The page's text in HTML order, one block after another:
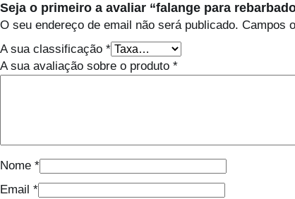
Seja o primeiro a avaliar “falange para
O seu endereço de email não será publicado. Campos
A sua classificação *
A sua avaliação sobre o produto *
Nome *
Email *